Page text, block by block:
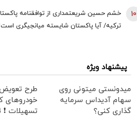
رقابتی را با برچسب کاپیتالیسم توضیح
خشم حسین شریعتمداری از
ترکیه/ آیا پاکستان شایسته میانجیگری
10
پیشنهاد ویژه
میدونستی میتونی روی
سهام آدیداس سرمایه
گذاری کنی؟
طرح تعویض
خودروهای
تسهیلات ❗